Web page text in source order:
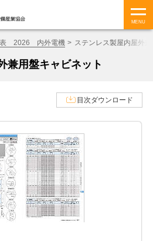
MENU
表 2026 内外電機 ステンレス製屋内屋外
兼用盤キャビネット
目次ダウンロード